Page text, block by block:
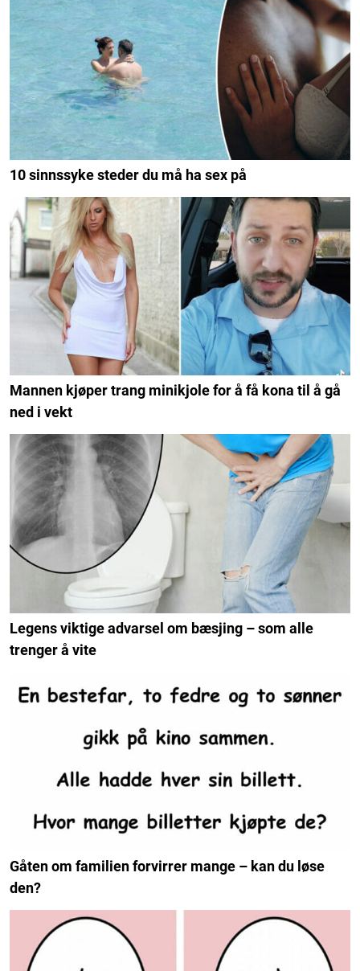
10 sinnssyke steder du må ha sex på
Mannen kjøper trang minikjole for å få kona til å gå
ned i vekt
Legens viktige advarsel om bæsjing – som alle
trenger å vite
Gåten om familien forvirrer mange – kan du løse
den?